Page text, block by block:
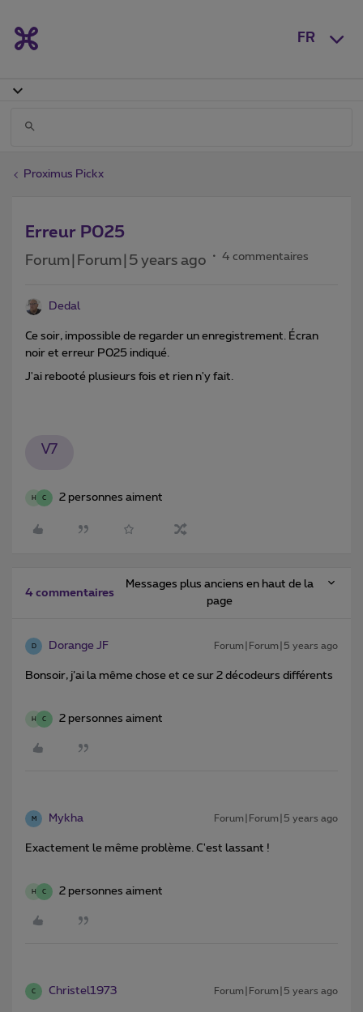
FR
Proximus Pickx
Erreur P025
Forum|Forum|5 years ago 4 commentaires
Dedal
Ce soir, impossible de regarder un enregistrement. Écran
noir et erreur P025 indiqué.
J'ai rebooté plusieurs fois et rien n'y fait.
V7
H C 2 personnes aiment
4 commentaires
Messages plus anciens en haut de la
page
D Dorange JF Forum|Forum|5 years ago
Bonsoir, j’ai la même chose et ce sur 2 décodeurs différents
H C 2 personnes aiment
M Mykha Forum|Forum|5 years ago
Exactement le même problème. C'est lassant !
H C 2 personnes aiment
C Christel1973 Forum|Forum|5 years ago